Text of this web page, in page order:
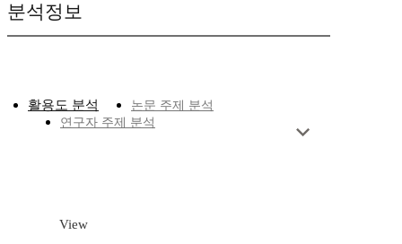
분석정보
활용도 분석
논문 주제 분석
연구자 주제 분석
View